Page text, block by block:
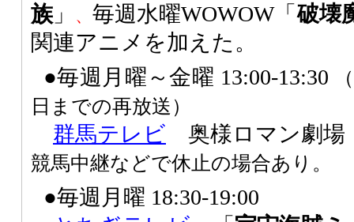
族 」 、毎週水曜WOWOW「破壊
関連アニメを加えた。
●毎週月曜～金曜 13:00-13:30
（
日までの再放送）
群馬テレビ 奥様ロマン劇場
競馬中継などで休止の場合あり。
●毎週月曜 18:30-19:00